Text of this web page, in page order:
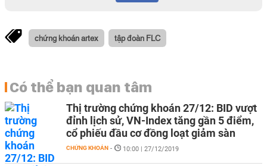
chứng khoán artex tập đoàn FLC
Có thể bạn quan tâm
Thị trường chứng khoán 27/12: BID vượt
đỉnh lịch sử, VN-Index tăng gần 5 điểm,
cổ phiếu đầu cơ đồng loạt giảm sàn
CHỨNG KHOÁN - 10:00 | 27/12/2019